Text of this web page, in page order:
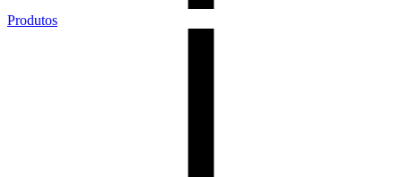
Produtos